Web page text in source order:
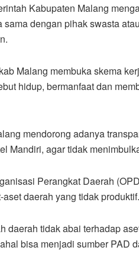
Kabupaten Malang
dengan pihak swasta
Malang membuka skema
hidup, bermanfaat dan
mendorong adanya
Mandiri, agar tidak
Perangkat Daerah
daerah yang tidak produktif.
daerah tidak abai terhadap
bisa menjadi sumber PAD